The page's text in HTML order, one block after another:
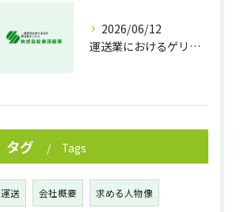
2026/06/12
運送業におけるゲリラ豪雨対策の実践法
タグ Tags
運送 会社概要 求める人物像